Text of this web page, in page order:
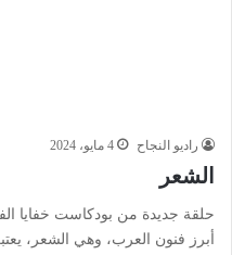
راديو النجاح 4 مايو، 2024
الشعر
حلقة جديدة من بودكاست خفايا
أبرز فنون العرب، وهي الشعر،